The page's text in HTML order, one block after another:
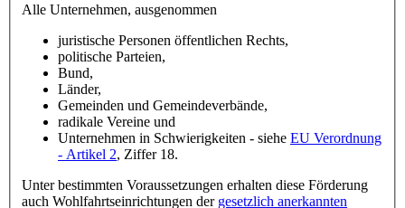
Alle Unternehmen, ausgenommen
juristische Personen öffentlichen Rechts,
politische Parteien,
Bund,
Länder,
Gemeinden und Gemeindeverbände,
radikale Vereine und
Unternehmen in Schwierigkeiten - siehe EU Verordnung
- Artikel 2, Ziffer 18.
Unter bestimmten Voraussetzungen erhalten diese Förderung
auch Wohlfahrtseinrichtungen der gesetzlich anerkannten